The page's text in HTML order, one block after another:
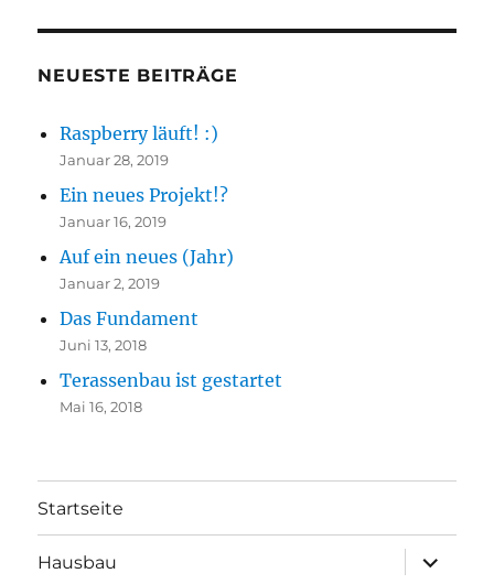
NEUESTE BEITRÄGE
Raspberry läuft! :)
Januar 28, 2019
Ein neues Projekt!?
Januar 16, 2019
Auf ein neues (Jahr)
Januar 2, 2019
Das Fundament
Juni 13, 2018
Terassenbau ist gestartet
Mai 16, 2018
Startseite
Hausbau
öffnen